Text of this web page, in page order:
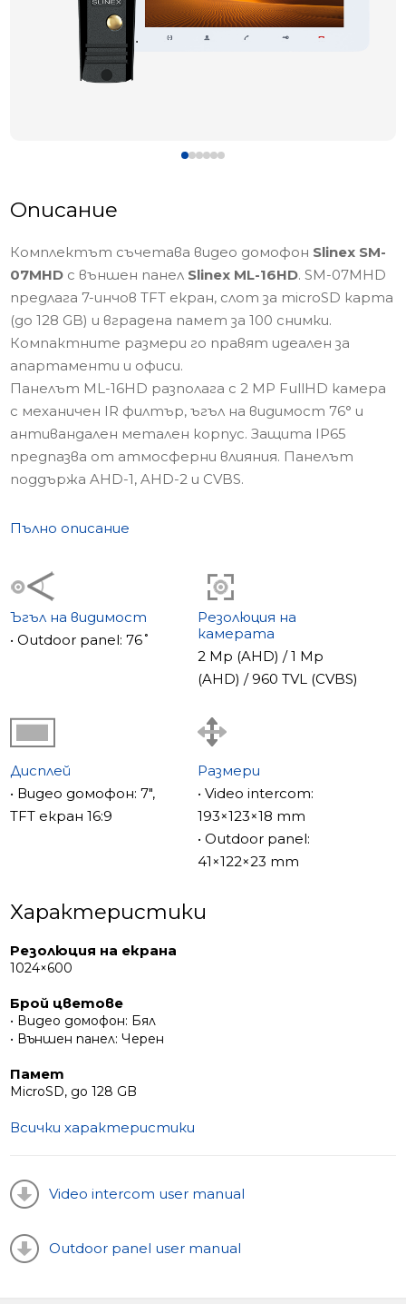
Описание
Комплектът съчетава видео домофон Slinex SM-
07MHD с външен панел Slinex ML-16HD. SM-07MHD
предлага 7-инчов TFT екран, слот за microSD карта
(до 128 GB) и вградена памет за 100 снимки.
Компактните размери го правят идеален за
апартаменти и офиси.
Панелът ML-16HD разполага с 2 MP FullHD камера
с механичен IR филтър, ъгъл на видимост 76° и
антивандален метален корпус. Защита IP65
предпазва от атмосферни влияния. Панелът
поддържа AHD-1, AHD-2 и CVBS.
Пълно описание
Ъгъл на видимост
• Outdoor panel: 76˚
Резолюция на
камерата
2 Mp (AHD) / 1 Mp
(AHD) / 960 TVL (CVBS)
Дисплей
• Видео домофон: 7",
TFT екран 16:9
Размери
• Video intercom:
193×123×18 mm
• Outdoor panel:
41×122×23 mm
Характеристики
Резолюция на екрана
1024×600
Брой цветове
• Видео домофон: Бял
• Външен панел: Черен
Памет
MicroSD, до 128 GB
Всички характеристики
Video intercom user manual
Outdoor panel user manual